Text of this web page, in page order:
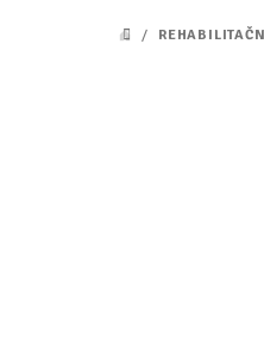
DOMOV
/